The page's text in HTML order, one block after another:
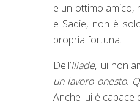
e un ottimo amico,
e Sadie, non è
propria fortuna.
Dell’Iliade, lui non
un lavoro onesto.
Anche lui è capace